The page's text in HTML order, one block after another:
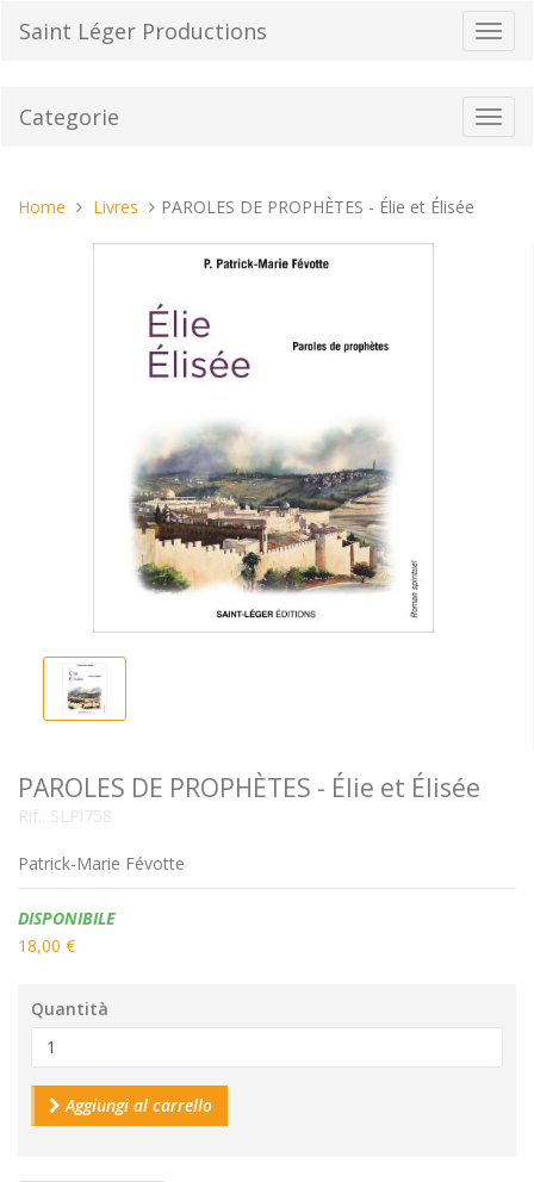
Saint Léger Productions
Categorie
Tu
Home Livres PAROLES DE PROPHÈTES - Élie et Élisée
PAROLES DE PROPHÈTES - Élie et Élisée
Rif.: SLPl758
Patrick-Marie Févotte
Disponibilità:
DISPONIBILE
18,00 €
Quantità
Aggiungi al carrello